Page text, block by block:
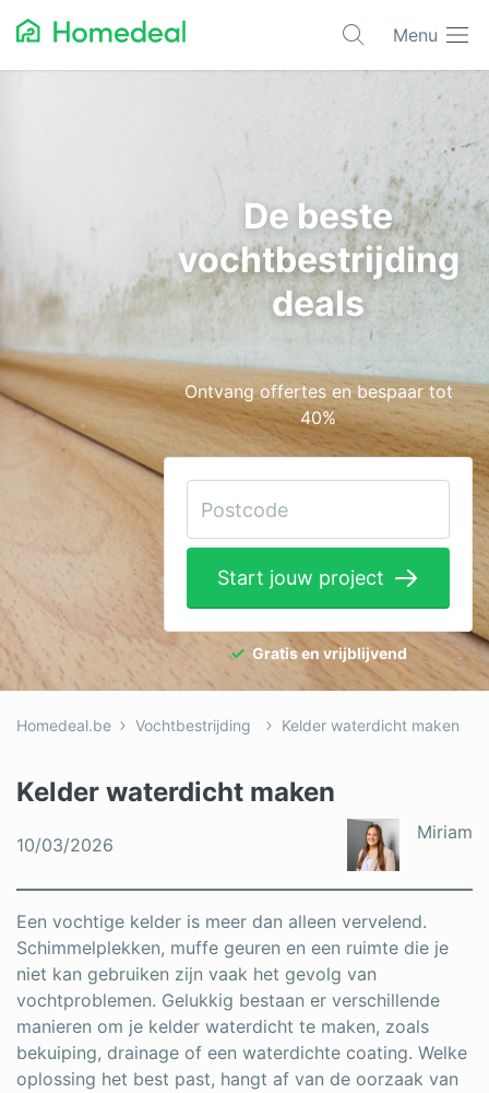
Menu
Alarmsystemen
Architect
Asbest
Bestrating
Cv-ketels
Dakwerken
Gevelwerken
Glas
Hekwerken
Hovenier
Isolatie
Loodgieter
Rolluiken
Schilder
Schrijnwerker
Stukadoor
De beste
vochtbestrijding
deals
Ontvang offertes en bespaar tot
40%
Start jouw project
Gratis en vrijblijvend
Homedeal.be Vochtbestrijding Kelder waterdicht maken
Kelder waterdicht maken
10/03/2026
Miriam
Een vochtige kelder is meer dan alleen vervelend.
Schimmelplekken, muffe geuren en een ruimte die je
niet kan gebruiken zijn vaak het gevolg van
vochtproblemen. Gelukkig bestaan er verschillende
manieren om je kelder waterdicht te maken, zoals
bekuiping, drainage of een waterdichte coating. Welke
oplossing het best past, hangt af van de oorzaak van